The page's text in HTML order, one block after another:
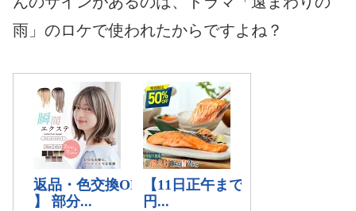
雨」のロケで使われたからですよね？